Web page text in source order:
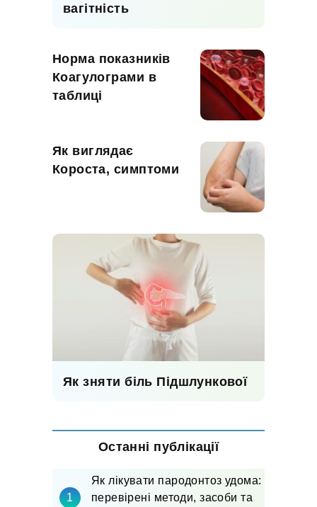
вагітність
Норма показників
Коагулограми в
таблиці
Як виглядає
Короста, симптоми
Як зняти біль Підшлункової
Останні публікації
Як лікувати пародонтоз удома:
перевірені методи, засоби та